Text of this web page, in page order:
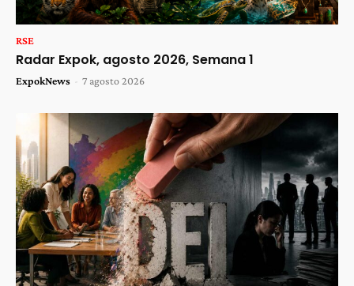
RSE
Radar Expok, agosto 2026, Semana 1
ExpokNews - 7 agosto 2026